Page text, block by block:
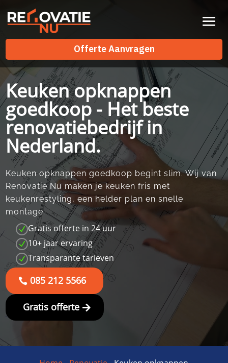
Offerte Aanvragen
Offerte Aanvragen
Keuken opknappen
goedkoop - Het beste
renovatiebedrijf in
Nederland.
Keuken opknappen goedkoop begint slim.​ Wij van
Renovatie Nu maken je keuken fris met
keukenrestyling, een helder plan en snelle
montage.​
N Gratis offerte in 24 uur
N 10+ jaar ervaring
N Transparante tarieven
085 212 5566
Gratis offerte